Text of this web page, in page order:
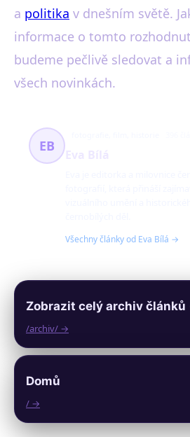
a politika v dnešním světě.
informace o tomto
budeme pečlivě sledovat a
všech novinkách.
EB
Všechny články od Eva Bílá →
Zobrazit celý archiv
/archiv/ →
Domů
/ →